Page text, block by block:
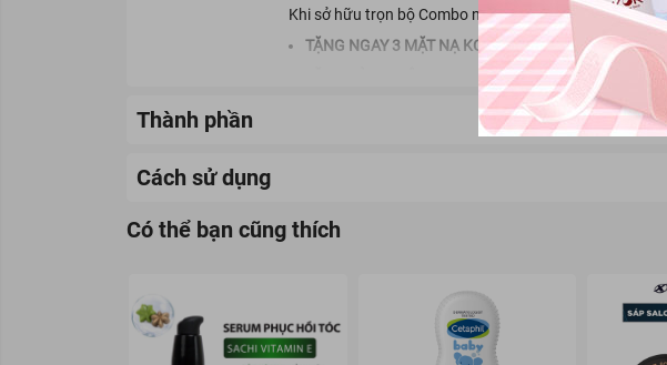
Khi sở hữu trọn bộ Combo này, bạn sẽ nhận được
TẶNG NGAY 3 MẶT NẠ KOR(tùy chọn dòng Collagen
TẶNG KÈM 1 BỘ KOR SUPREME 5 STEP TRAVEL KIT
Nâng cấp quy trình dưỡng da, tự tin khoe làn da không
-Shopee :
Xem chi
Thành phần
Cách sử dụng
Có thể bạn cũng thích